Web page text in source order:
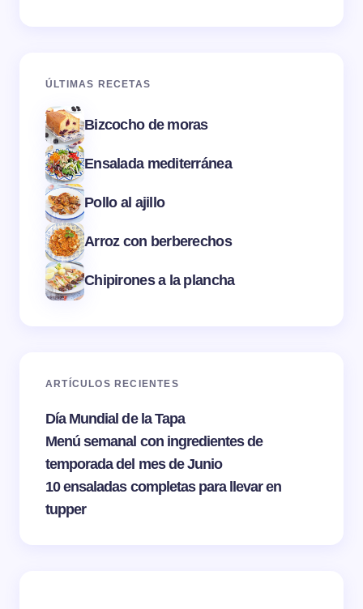
ÚLTIMAS RECETAS
Bizcocho de moras
Ensalada mediterránea
Pollo al ajillo
Arroz con berberechos
Chipirones a la plancha
ARTÍCULOS RECIENTES
Día Mundial de la Tapa
Menú semanal con ingredientes de
temporada del mes de Junio
10 ensaladas completas para llevar en
tupper